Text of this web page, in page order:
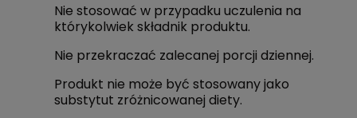
Nie stosować w przypadku uczulenia na
którykolwiek składnik produktu.
Nie przekraczać zalecanej porcji dziennej.
Produkt nie może być stosowany jako
substytut zróżnicowanej diety.